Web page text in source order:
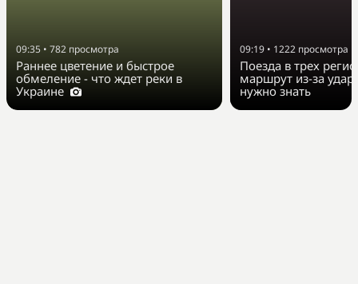
09:35 • 782 просмотра
Раннее цветение и быстрое
обмеление - что ждет реки в
Украине
09:19 • 1222 просмотра
Поезда в трех
маршрут из-за
нужно знать